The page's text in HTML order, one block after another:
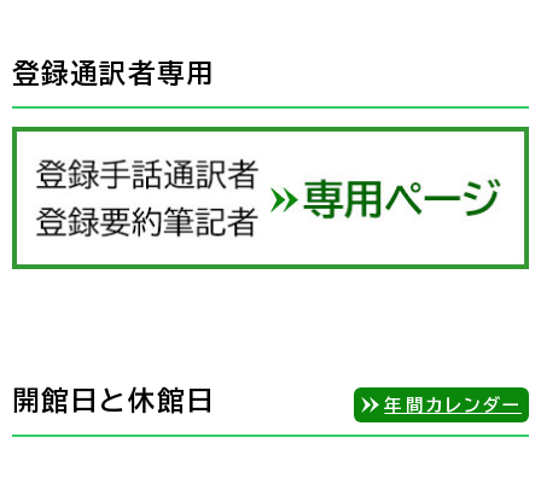
登録通訳者専用
開館日と休館日 年間カレンダー